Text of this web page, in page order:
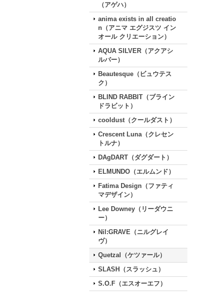
（アゲハ）
anima exists in all creatio
n（アニマ エグジスツ イン
オール クリエーション）
AQUA SILVER（アクアシ
ルバー）
Beautesque（ビュウテス
ク）
BLIND RABBIT（ブライン
ドラビット）
cooldust（クールダスト）
Crescent Luna（クレセン
トルナ）
DAgDART（ダグダート）
ELMUNDO（エルムンド）
Fatima Design（ファティ
マデザイン）
Lee Downey（リーダウニ
ー）
Nil:GRAVE（ニルグレイ
ヴ）
Quetzal（ケツァール）
SLASH（スラッシュ）
S.O.F（エスオーエフ）